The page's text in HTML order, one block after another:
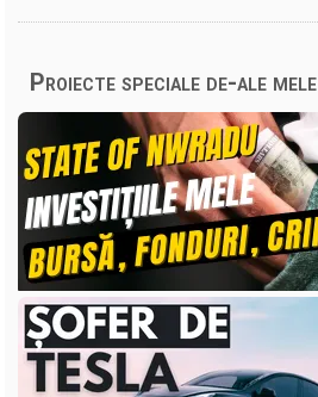
Proiecte speciale de-ale mele